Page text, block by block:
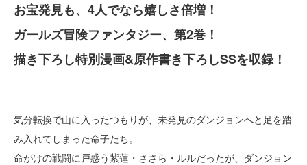
お宝発見も、4人でなら嬉しさ倍増！
ガールズ冒険ファンタジー、第2巻！
描き下ろし特別漫画&原作書き下ろしSSを収録！
気分転換で山に入ったつもりが、未発見のダンジョンへと足を踏
み入れてしまった命子たち。
命がけの戦闘に戸惑う紫蓮・ささら・ルルだったが、ダンジョン